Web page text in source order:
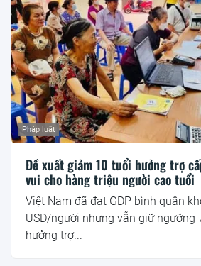
Pháp luật
Đề xuất giảm 10 tuổi hưởng trợ
vui cho hàng triệu người cao tuổi
Việt Nam đã đạt GDP bình quân
USD/người nhưng vẫn giữ ngưỡng
hưởng trợ...